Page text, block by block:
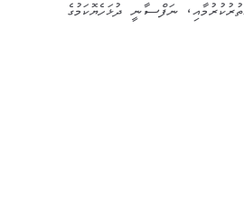
ނަފްސާނީ ދުޅަހެޔޮކަމުގެ